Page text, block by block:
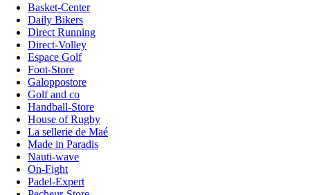
Basket-Center
Daily Bikers
Direct Running
Direct-Volley
Espace Golf
Foot-Store
Galoppostore
Golf and co
Handball-Store
House of Rugby
La sellerie de Maé
Made in Paradis
Nauti-wave
On-Fight
Padel-Expert